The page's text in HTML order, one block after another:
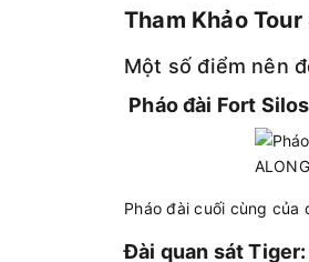
Tham Khảo
Một số điểm nên
Pháo đài Fort
Pháo đài cuối cùng của
Đài quan sát Tiger: